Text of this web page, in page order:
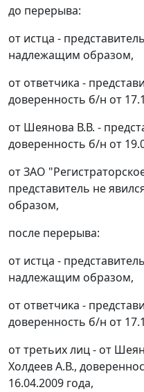
до перерыва:
от истца -
надлежащим образом,
от ответчика -
доверенность б/н от
от Шеянова В.В. -
доверенность б/н от
от ЗАО
представитель не
образом,
после перерыва:
от истца -
надлежащим образом,
от ответчика -
доверенность б/н от
от третьих лиц - от
Холдеев А.В.,
16.04.2009 года,